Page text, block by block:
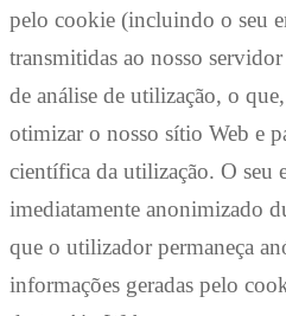
pelo cookie (incluindo o seu
transmitidas ao nosso
de análise de utilização, o
otimizar o nosso sítio Web e
científica da utilização. O seu
imediatamente anonimizado
que o utilizador permaneça
informações geradas pelo